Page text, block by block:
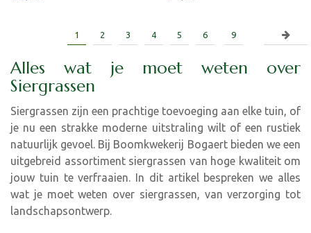
1 2 3 4 5 6 9
Alles wat je moet weten over
Siergrassen
Siergrassen zijn een prachtige toevoeging aan elke tuin, of
je nu een strakke moderne uitstraling wilt of een rustiek
natuurlijk gevoel. Bij Boomkwekerij Bogaert bieden we een
uitgebreid assortiment siergrassen van hoge kwaliteit om
jouw tuin te verfraaien. In dit artikel bespreken we alles
wat je moet weten over siergrassen, van verzorging tot
landschapsontwerp.